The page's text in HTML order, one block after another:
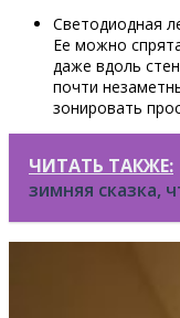
Светодиодная
Ее можно
даже вдоль
почти
зонировать
ЧИТАТЬ ТАКЖЕ:
зимняя сказка,